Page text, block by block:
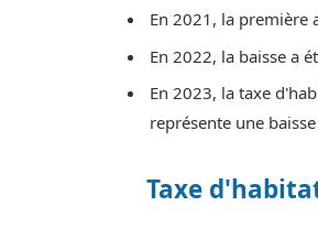
En 2021, la première
En 2022, la baisse a
En 2023, la taxe
représente une
Taxe